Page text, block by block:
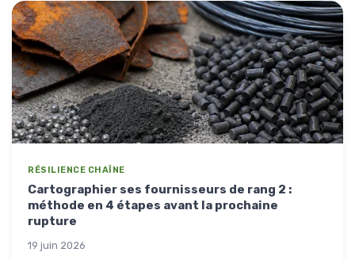
RÉSILIENCE CHAÎNE
Cartographier ses fournisseurs de rang 2 :
méthode en 4 étapes avant la prochaine
rupture
19 juin 2026